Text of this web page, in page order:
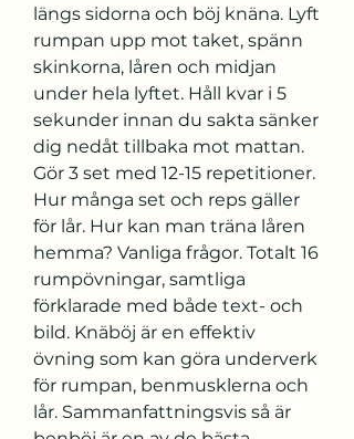
längs sidorna och böj knäna. Lyft
rumpan upp mot taket, spänn
skinkorna, låren och midjan
under hela lyftet. Håll kvar i 5
sekunder innan du sakta sänker
dig nedåt tillbaka mot mattan.
Gör 3 set med 12-15 repetitioner.
Hur många set och reps gäller
för lår. Hur kan man träna låren
hemma? Vanliga frågor. Totalt 16
rumpövningar, samtliga
förklarade med både text- och
bild. Knäböj är en effektiv
övning som kan göra underverk
för rumpan, benmusklerna och
lår. Sammanfattningsvis så är